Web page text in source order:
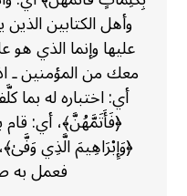
وأهل الكتابين
عليها وإنما الذي
معك من المؤمنين ـ
أي: اختباره له بما
﴿فَأَتَمَّهُنَّ﴾، أي:
﴿وَإِبْرَاهِيمَ الَّذِي
فعمل به